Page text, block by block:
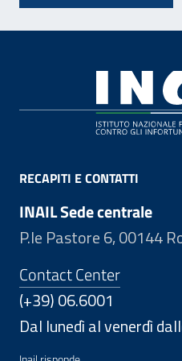
RECAPITI E CONTATTI
INAIL Sede centrale
P.le Pastore 6, 00144
Contact Center
(+39) 06.6001
Dal lunedì al venerdì